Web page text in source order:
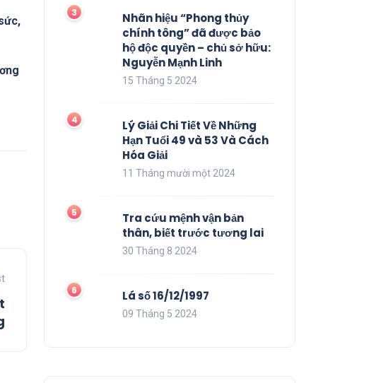
Nhãn hiệu “Phong thủy
chính tông” đã được bảo
hộ độc quyền – chủ sở hữu:
Nguyễn Mạnh Linh
15 Tháng 5 2024
Lý Giải Chi Tiết Về Những
Hạn Tuổi 49 và 53 Và Cách
Hóa Giải
11 Tháng mười một 2024
Tra cứu mệnh vận bản
thân, biết trước tương lai
30 Tháng 8 2024
Lá số 16/12/1997
09 Tháng 5 2024